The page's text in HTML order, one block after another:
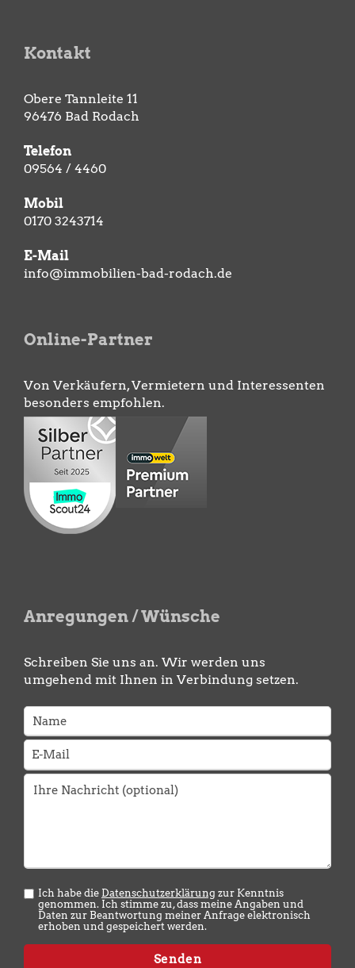
Kontakt
Obere Tannleite 11
96476 Bad Rodach
Telefon
09564 / 4460
Mobil
0170 3243714
E-Mail
info@immobilien-bad-rodach.de
Online-Partner
Von Verkäufern, Vermietern und Interessenten
besonders empfohlen.
Anregungen / Wünsche
Schreiben Sie uns an. Wir werden uns
umgehend mit Ihnen in Verbindung setzen.
Ich habe die Datenschutzerklärung zur Kenntnis
genommen. Ich stimme zu, dass meine Angaben und
Daten zur Beantwortung meiner Anfrage elektronisch
erhoben und gespeichert werden.